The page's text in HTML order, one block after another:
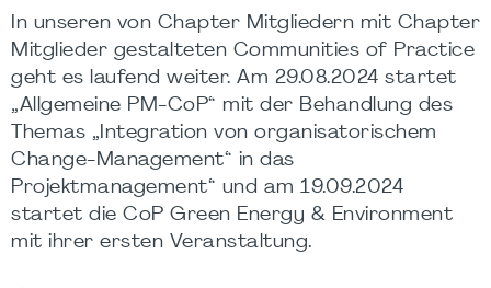
In unseren von Chapter Mitgliedern mit Chapter
Mitglieder gestalteten Communities of Practice
geht es laufend weiter. Am 29.08.2024 startet
„Allgemeine PM-CoP“ mit der Behandlung des
Themas „Integration von organisatorischem
Change-Management“ in das
Projektmanagement“ und am 19.09.2024
startet die CoP Green Energy & Environment
mit ihrer ersten Veranstaltung.